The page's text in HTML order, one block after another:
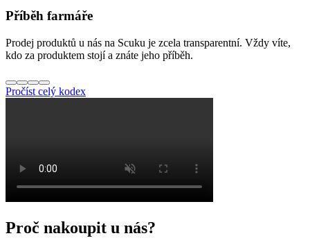
Příběh farmáře
Prodej produktů u nás na Scuku je zcela transparentní. Vždy víte,
kdo za produktem stojí a znáte jeho příběh.
Pročíst celý kodex
Proč nakoupit u nás?